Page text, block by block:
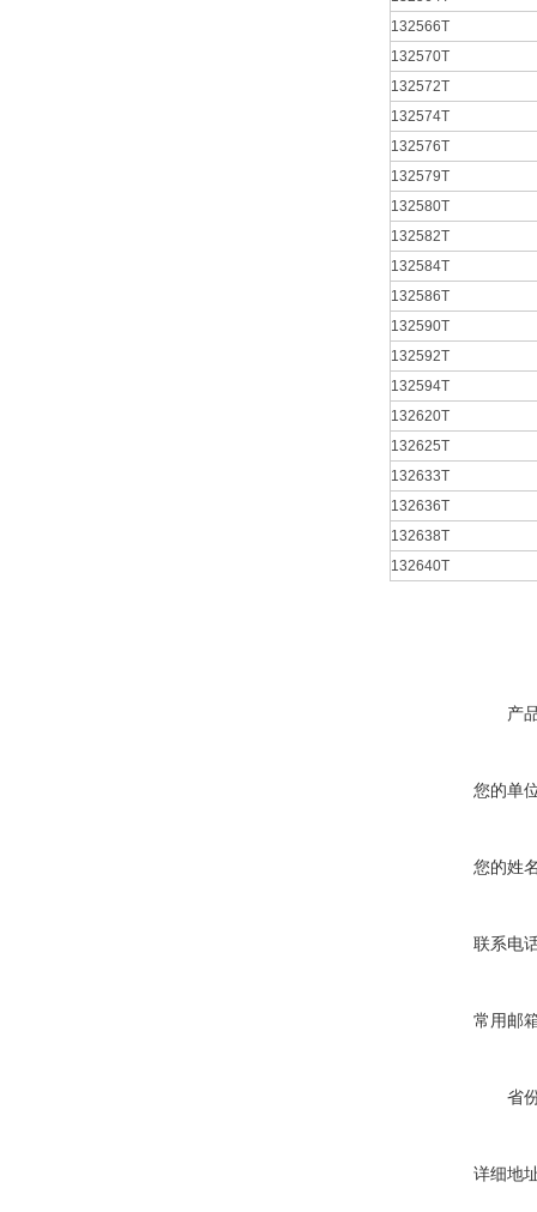
132566T
132570T
132572T
132574T
132576T
132579T
132580T
132582T
132584T
132586T
132590T
132592T
132594T
132620T
132625T
132633T
132636T
132638T
132640T
产
您的单
您的姓
联系电
常用邮
省
详细地